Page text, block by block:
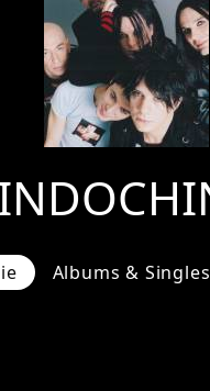
Albums & Singles